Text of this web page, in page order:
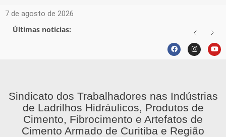
7 de agosto de 2026
Últimas notícias:
Sindicato dos Trabalhadores nas Indústrias
de Ladrilhos Hidráulicos, Produtos de
Cimento, Fibrocimento e Artefatos de
Cimento Armado de Curitiba e Região